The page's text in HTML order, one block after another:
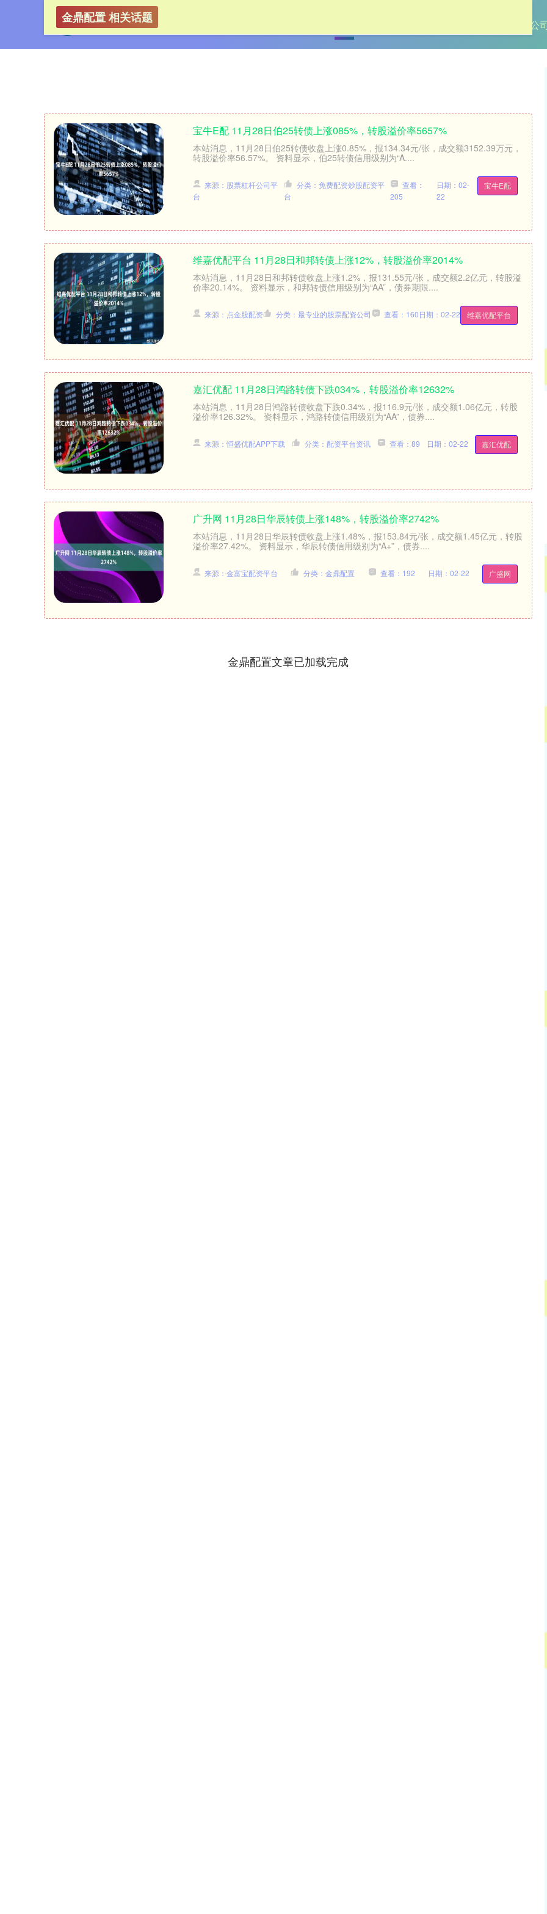
最专业的股票配资公
金鼎配置 相关话题
宝牛E配 11月28日伯25转债上涨085%，转股溢价率5657%
本站消息，11月28日伯25转债收盘上涨0.85%，报134.34元/张，成交额3152.39万元，
转股溢价率56.57%。 资料显示，伯25转债信用级别为“A....
宝牛E配
来源：股票杠杆公司平
台
分类：免费配资炒股配资平
台
查看：
205
日期：02-
22
维嘉优配平台 11月28日和邦转债上涨12%，转股溢价率2014%
本站消息，11月28日和邦转债收盘上涨1.2%，报131.55元/张，成交额2.2亿元，转股溢
价率20.14%。 资料显示，和邦转债信用级别为“AA”，债券期限....
维嘉优配平台
来源：点金股配资 分类：最专业的股票配资公司 查看：160日期：02-22
嘉汇优配 11月28日鸿路转债下跌034%，转股溢价率12632%
本站消息，11月28日鸿路转债收盘下跌0.34%，报116.9元/张，成交额1.06亿元，转股
溢价率126.32%。 资料显示，鸿路转债信用级别为“AA”，债券....
嘉汇优配
来源：恒盛优配APP下载 分类：配资平台资讯 查看：89 日期：02-22
广升网 11月28日华辰转债上涨148%，转股溢价率2742%
本站消息，11月28日华辰转债收盘上涨1.48%，报153.84元/张，成交额1.45亿元，转股
溢价率27.42%。 资料显示，华辰转债信用级别为“A+”，债券....
广盛网
来源：金富宝配资平台 分类：金鼎配置 查看：192 日期：02-22
金鼎配置文章已加载完成
1.02% 深证成指 14311.01 200.89 1.42% 沪深300 4694.44 43.13 0.93%